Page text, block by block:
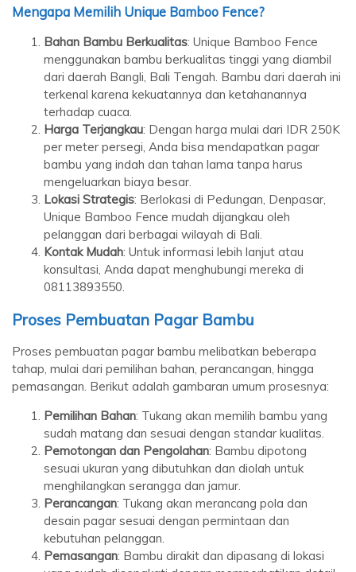
Mengapa Memilih Unique Bamboo Fence?
Bahan Bambu Berkualitas: Unique Bamboo Fence
menggunakan bambu berkualitas tinggi yang diambil
dari daerah Bangli, Bali Tengah. Bambu dari daerah ini
terkenal karena kekuatannya dan ketahanannya
terhadap cuaca.
Harga Terjangkau: Dengan harga mulai dari IDR 250K
per meter persegi, Anda bisa mendapatkan pagar
bambu yang indah dan tahan lama tanpa harus
mengeluarkan biaya besar.
Lokasi Strategis: Berlokasi di Pedungan, Denpasar,
Unique Bamboo Fence mudah dijangkau oleh
pelanggan dari berbagai wilayah di Bali.
Kontak Mudah: Untuk informasi lebih lanjut atau
konsultasi, Anda dapat menghubungi mereka di
08113893550.
Proses Pembuatan Pagar Bambu
Proses pembuatan pagar bambu melibatkan beberapa
tahap, mulai dari pemilihan bahan, perancangan, hingga
pemasangan. Berikut adalah gambaran umum prosesnya:
Pemilihan Bahan: Tukang akan memilih bambu yang
sudah matang dan sesuai dengan standar kualitas.
Pemotongan dan Pengolahan: Bambu dipotong
sesuai ukuran yang dibutuhkan dan diolah untuk
menghilangkan serangga dan jamur.
Perancangan: Tukang akan merancang pola dan
desain pagar sesuai dengan permintaan dan
kebutuhan pelanggan.
Pemasangan: Bambu dirakit dan dipasang di lokasi